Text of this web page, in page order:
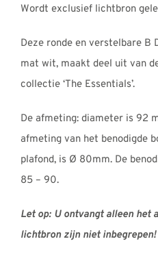
Wordt exclusief lichtbron
Deze ronde en verstelbare B
mat wit, maakt deel uit van
collectie ‘The Essentials’.
De afmeting: diameter is 92
afmeting van het benodigde
plafond, is Ø 80mm. De
85 – 90.
Let op: U ontvangt alleen het
lichtbron zijn niet inbegrepen!